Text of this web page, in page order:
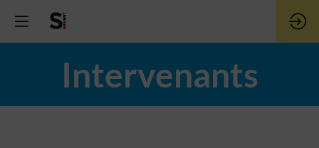
Intervenants